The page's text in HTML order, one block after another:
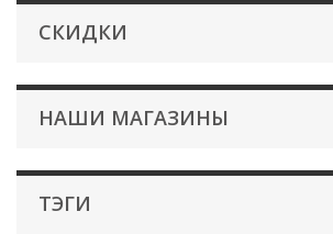
СКИДКИ
НАШИ МАГАЗИНЫ
ТЭГИ